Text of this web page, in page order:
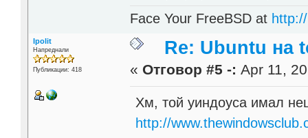
Face Your FreeBSD at
Ipolit
Напреднали
Публикации: 418
Re: Ubuntu на
« Отговор #5 -: Apr 11,
Хм, той уиндоуса имал
http://